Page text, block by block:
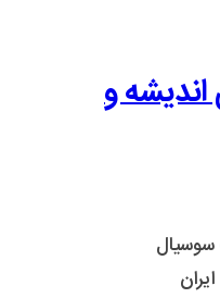
اندیشه و